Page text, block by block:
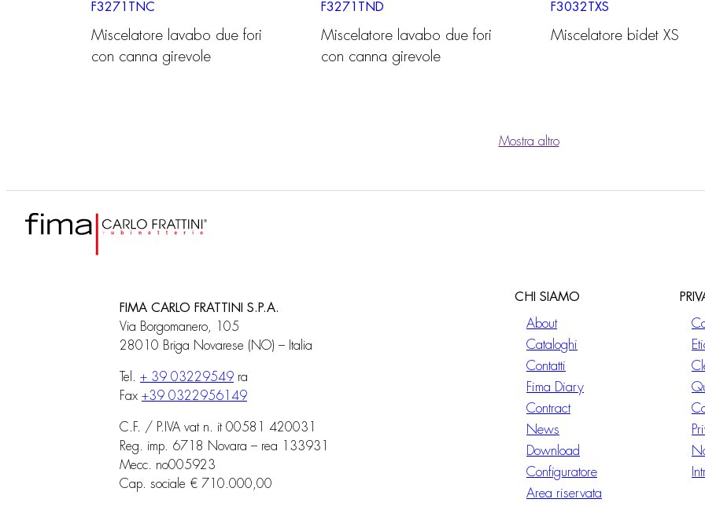
F3271TNC
Miscelatore lavabo due fori
con canna girevole
F3271TND
Miscelatore lavabo due fori
con canna girevole
F3032TXS
Miscelatore bidet XS
Mostra altro
FIMA CARLO FRATTINI S.P.A.
Via Borgomanero, 105
28010 Briga Novarese (NO) – Italia
Tel. + 39 03229549 ra
Fax +39 0322956149
C.F. / P.IVA vat n. it 00581 420031
Reg. imp. 6718 Novara – rea 133931
Mecc. no005923
Cap. sociale € 710.000,00
CHI SIAMO
About
Cataloghi
Contatti
Fima Diary
Contract
News
Download
Configuratore
Area riservata